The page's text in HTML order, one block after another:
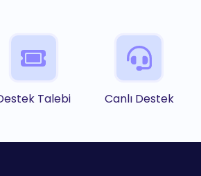
Talebi Canlı Destek